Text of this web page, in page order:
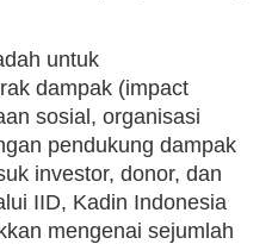
untuk
dampak (impact
sosial, organisasi
pendukung dampak
investor, donor, dan
IID, Kadin Indonesia
mengenai sejumlah